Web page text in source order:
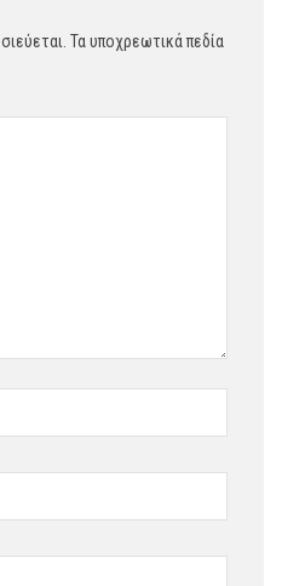
Τα υποχρεωτικά πεδία